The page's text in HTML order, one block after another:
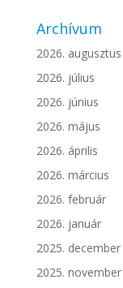
Archívum
2026. augusztus
2026. július
2026. június
2026. május
2026. április
2026. március
2026. február
2026. január
2025. december
2025. november